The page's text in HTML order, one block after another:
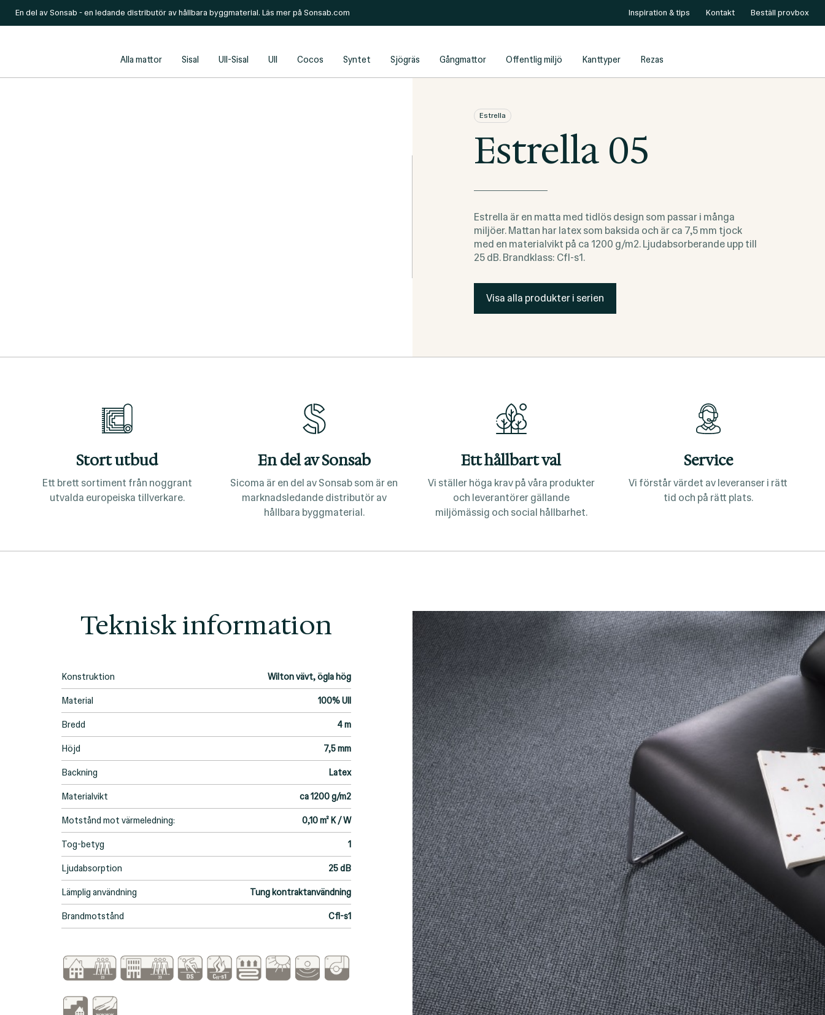
En del av Sonsab - en ledande distributör av hållbara byggmaterial. Läs mer på Sonsab.com Inspiration & tips Kontakt Beställ provbox
Alla mattor Sisal Ull-Sisal Ull Cocos Syntet Sjögräs Gångmattor Offentlig miljö Kanttyper Rezas
Estrella
Estrella 05
Estrella är en matta med tidlös design som passar i många
miljöer. Mattan har latex som baksida och är ca 7,5 mm tjock
med en materialvikt på ca 1200 g/m2. Ljudabsorberande upp till
25 dB. Brandklass: Cfl-s1.
Visa alla produkter i serien
Stort utbud
Ett brett sortiment från noggrant
utvalda europeiska tillverkare.
En del av Sonsab
Sicoma är en del av Sonsab som är en
marknadsledande distributör av
hållbara byggmaterial.
Ett hållbart val
Vi ställer höga krav på våra produkter
och leverantörer gällande
miljömässig och social hållbarhet.
Service
Vi förstår värdet av leveranser i rätt
tid och på rätt plats.
Teknisk information
Konstruktion Wilton vävt, ögla hög
Material 100% Ull
Bredd 4 m
Höjd 7,5 mm
Backning Latex
Materialvikt ca 1200 g/m2
Motstånd mot värmeledning: 0,10 m² K / W
Tog-betyg 1
Ljudabsorption 25 dB
Lämplig användning Tung kontraktanvändning
Brandmotstånd Cfl-s1